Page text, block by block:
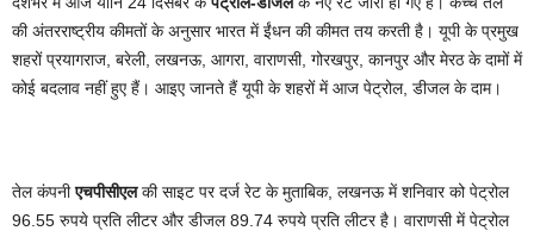
की अंतरराष्ट्रीय कीमतों के अनुसार भारत में ईंधन की कीमत तय करती है। यूपी के प्रमुख
शहरों प्रयागराज, बरेली, लखनऊ, आगरा, वाराणसी, गोरखपुर, कानपुर और मेरठ के दामों में
कोई बदलाव नहीं हुए हैं। आइए जानते हैं यूपी के शहरों में आज पेट्रोल, डीजल के दाम।
तेल कंपनीएचपीसीएलकी साइट पर दर्ज रेट के मुताबिक, लखनऊ में शनिवार को पेट्रोल
96.55 रुपये प्रति लीटर और डीजल 89.74 रुपये प्रति लीटर है। वाराणसी में पेट्रोल